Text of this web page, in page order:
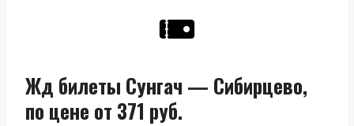
Жд билеты Сунгач — Сибирцево,
по цене от 371 руб.